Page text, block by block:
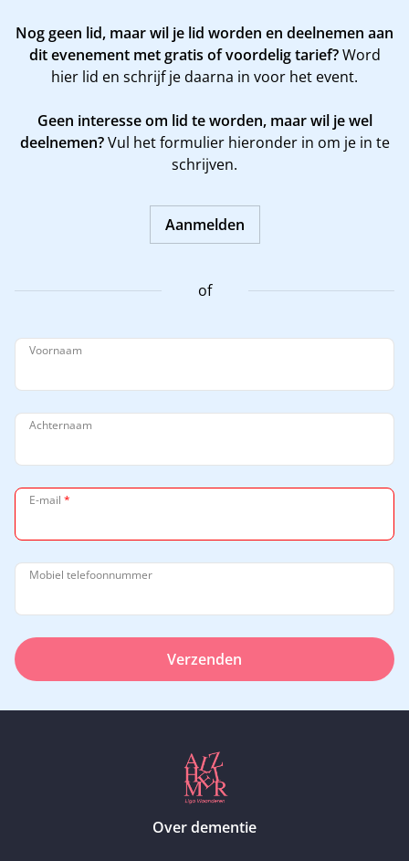
Nog geen lid, maar wil je lid worden en deelnemen aan
dit evenement met gratis of voordelig tarief?Word
hier lid en schrijf je daarna in voor het event.
Geen interesse om lid te worden, maar wil je wel
deelnemen?Vul het formulier hieronder in om je in te
schrijven.
Aanmelden
of
Voornaam
Achternaam
E-mail *
Mobiel telefoonnummer
Verzenden
Over dementie